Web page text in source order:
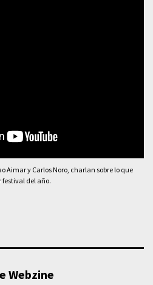
Aimar y Carlos Noro, charlan sobre lo que
festival del año.
Webzine